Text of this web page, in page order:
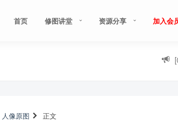
首页 修图讲堂 资源分享 加入会
人像原图 正文